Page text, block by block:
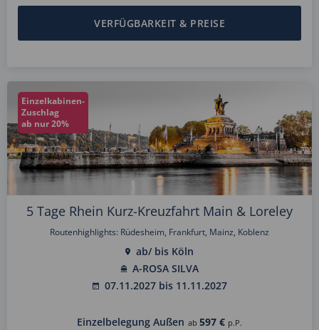
VERFÜGBARKEIT & PREISE
Einzelkabinen-
Zuschlag
ab nur 20%
5 Tage Rhein Kurz-Kreuzfahrt Main & Loreley
Routenhighlights: Rüdesheim, Frankfurt, Mainz, Koblenz
ab/ bis Köln
A-ROSA SILVA
07.11.2027 bis 11.11.2027
Einzelbelegung Außen ab 597 € p.P.